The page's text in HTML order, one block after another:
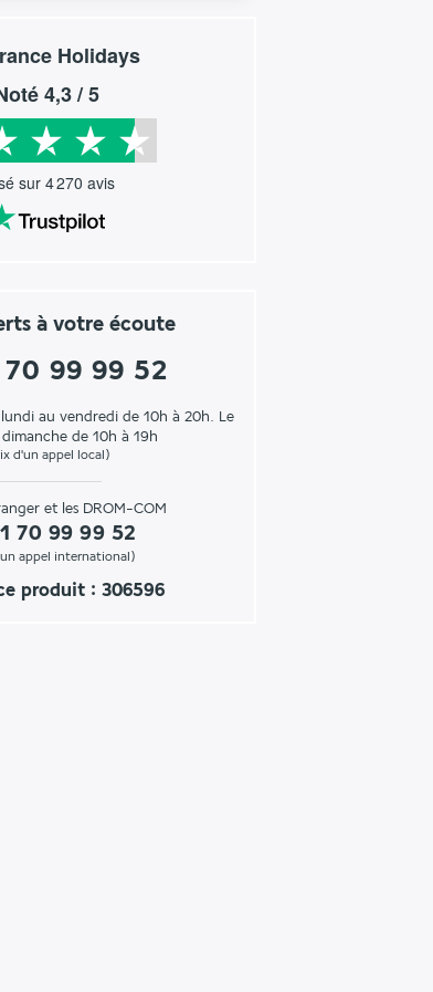
Holidays
4,3/ 5
sur4 270 avis
à votre écoute
99 99 52
au vendredi de 10h à 20h. Le
de 10h à 19h
d'un appel local)
et les DROM-COM
70 99 99 52
appel international)
produit : 306596